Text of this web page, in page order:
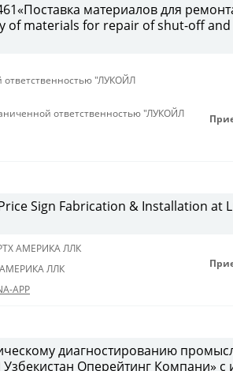
материалов для
of materials for repair of shut-off
"ЛУКОЙЛ
ответственностью "ЛУКОЙЛ
Sign Fabrication & Installation at
АМЕРИКА ЛЛК
ЛЛК
APP
диагностированию
Оперейтинг Компани» с